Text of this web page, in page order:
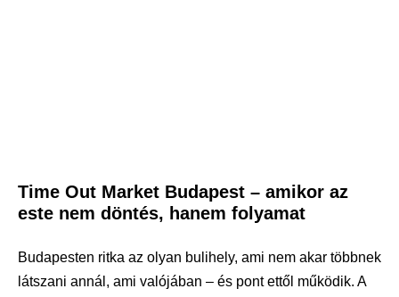
Time Out Market Budapest – amikor az
este nem döntés, hanem folyamat
Budapesten ritka az olyan bulihely, ami nem akar többnek
látszani annál, ami valójában – és pont ettől működik. A